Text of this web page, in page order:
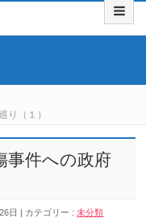
り（１）
事件への政府
日 カテゴリー :未分類